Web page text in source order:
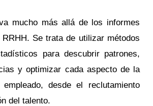
mucho más allá de los informes
Se trata de utilizar métodos
para descubrir patrones,
y optimizar cada aspecto de la
desde el reclutamiento
del talento.